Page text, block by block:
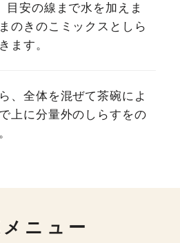
目安の線まで水を加えま
のきのこミックスとしら
ます。
、全体を混ぜて茶碗によ
上に分量外のしらすをの
メニュー